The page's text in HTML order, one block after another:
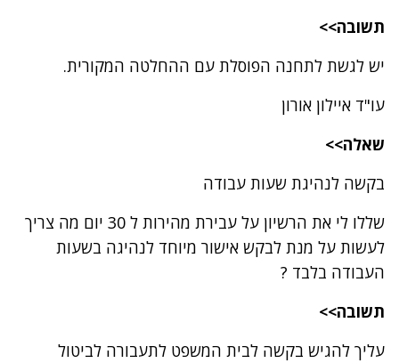
תשובה>>
יש לגשת לתחנה הפוסלת עם ההחלטה המקורית.
עו"ד איילון אורון
שאלה>>
בקשה לנהיגת שעות עבודה
שללו לי את הרשיון על עבירת מהירות ל 30 יום מה צריך
לעשות על מנת לבקש אישור מיוחד לנהיגה בשעות
העבודה בלבד ?
תשובה>>
עליך להגיש בקשה לבית המשפט לתעבורה לביטול